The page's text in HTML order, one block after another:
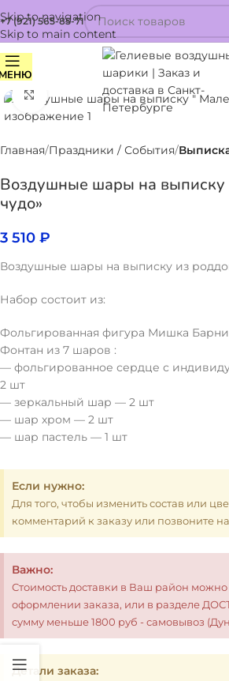
Skip to navigation
Skip to main content
+7 (921) 565-85-71
Нажмите, чтобы увеличить
Главная Праздники / События
Воздушные шары на выписку
чудо»
3 510 ₽
Воздушные шары на выписку из
Набор состоит из:
Фольгированная фигура Мишка Барни
Фонтан из 7 шаров :
— фольгированное сердце с
2 шт
— зеркальный шар — 2 шт
— шар хром — 2 шт
— шар пастель — 1 шт
Если нужно:
Для того, чтобы изменить состав или
комментарий к заказу или позвоните
Важно:
Стоимость доставки в Ваш район можно
оформлении заказа, или в разделе
сумму меньше 1800 руб - самовывоз
Детали заказа: